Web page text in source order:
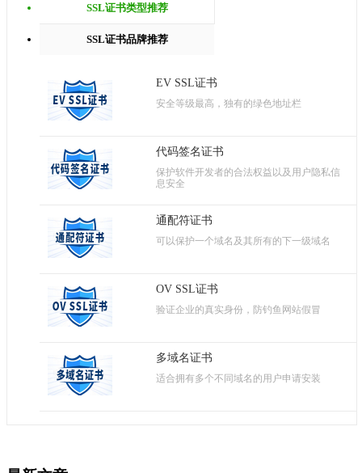
SSL证书类型推荐
SSL证书品牌推荐
EV SSL证书
安全等级最高，独有的绿色地址栏
代码签名证书
保护软件开发者的合法权益以及用户隐私信
息安全
通配符证书
可以保护一个域名及其所有的下一级域名
OV SSL证书
验证企业的真实身份，防钓鱼网站假冒
多域名证书
适合拥有多个不同域名的用户申请安装